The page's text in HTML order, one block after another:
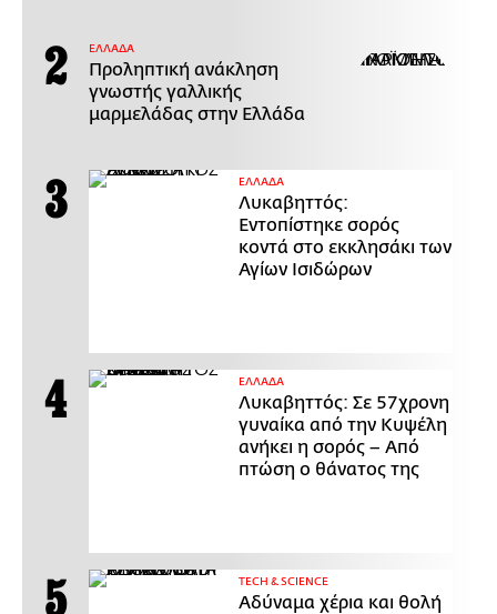
ΕΛΛΑΔΑ
Προληπτική ανάκληση
γνωστής γαλλικής
μαρμελάδας στην Ελλάδα
ΕΛΛΑΔΑ
Λυκαβηττός:
Εντοπίστηκε σορός
κοντά στο εκκλησάκι των
Αγίων Ισιδώρων
ΕΛΛΑΔΑ
Λυκαβηττός: Σε 57χρονη
γυναίκα από την Κυψέλη
ανήκει η σορός – Από
πτώση ο θάνατος της
ΤECH & SCIENCE
Αδύναμα χέρια και θολή